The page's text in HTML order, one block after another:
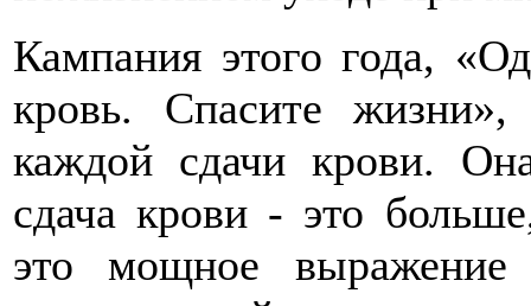
Кампания этого года,
кровь. Спасите жизни»,
каждой сдачи крови.
сдача крови - это
это мощное выражение